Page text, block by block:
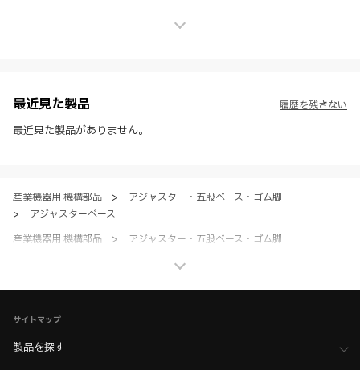
社製品の使用ご検討、又は販売促進目的の利用に限ります。
※ 本WEBサイト製品情報のご利用にあたっては、WEBサイト利用規
約、プライバシーポリシー、製品情報ガイドをご確認いただき、内容の
最近見た製品
最近見た製品がありません。
履歴を残さない
産業機器用 機構部品 >
アジャスター・五股ベース・ゴム脚
>
アジャスターベース
産業機器用 機構部品
>
アジャスター・五股ベース・ゴム脚
家具金物・建築金物
>
全て（キャスター・アジャスター・脚部品・昇降装置）
サイトマップ
製品を探す